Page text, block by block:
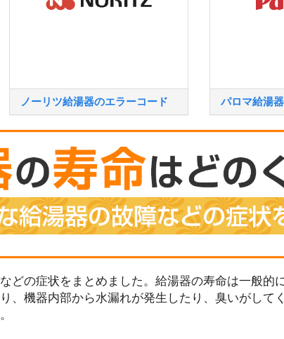
ノーリツ給湯器のエラーコード パロマ給湯
どの症状をまとめました。給湯器の寿命は一般的
、機器内部から水漏れが発生したり、臭いがし